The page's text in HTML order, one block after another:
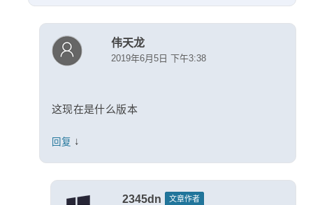
伟天龙
2019年6月5日 下午3:38
这现在是什么版本
回复 ↓
2345dn 文章作者